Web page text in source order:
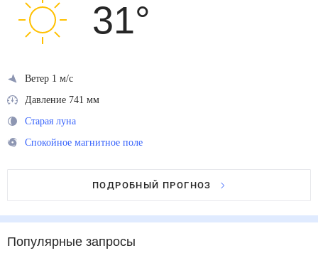
31°
Ветер 1 м/с
Давление 741 мм
Старая луна
Спокойное магнитное поле
ПОДРОБНЫЙ ПРОГНОЗ
Популярные запросы